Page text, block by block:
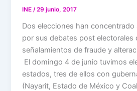
INE /29 junio, 2017
Dos elecciones han
por sus debates post electorales
señalamientos de fraude y
El domingo 4 de junio tuvimos
estados, tres de ellos con
(Nayarit, Estado de México y